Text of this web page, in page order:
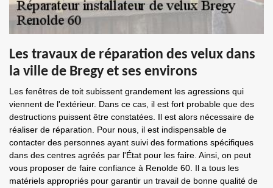
Les travaux de réparation des velux dans
la ville de Bregy et ses environs
Les fenêtres de toit subissent grandement les agressions qui
viennent de l'extérieur. Dans ce cas, il est fort probable que des
destructions puissent être constatées. Il est alors nécessaire de
réaliser de réparation. Pour nous, il est indispensable de
contacter des personnes ayant suivi des formations spécifiques
dans des centres agréés par l'État pour les faire. Ainsi, on peut
vous proposer de faire confiance à Renolde 60. Il a tous les
matériels appropriés pour garantir un travail de bonne qualité de